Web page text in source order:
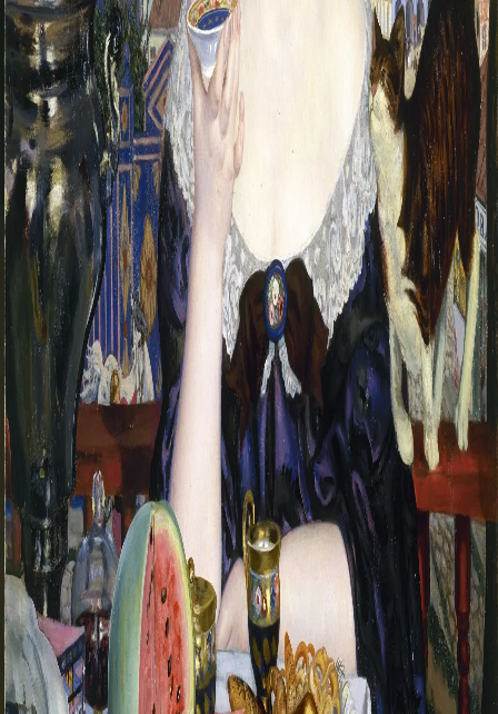
Лекции и абонементы
Лекторий
Лекции
Абонементы
Доступный музей
Программы и мероприятия
Социально-культурные проекты
Для СМИ
О Музее
О музее
Генеральный директор
Дирекция
Дворцы и сады
Михайловский дворец
Корпус Бенуа
Михайловский (Инженерный) замок
Мраморный дворец
Строгановский дворец
Домик Петра I
Летний дворец Петра I
Летний сад